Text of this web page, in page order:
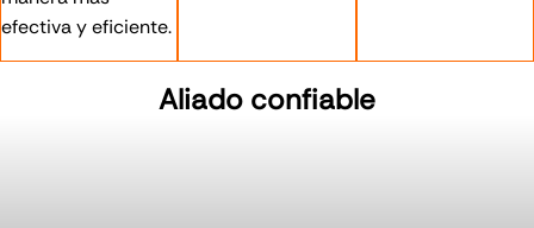
efectiva y eficiente.
Aliado confiable